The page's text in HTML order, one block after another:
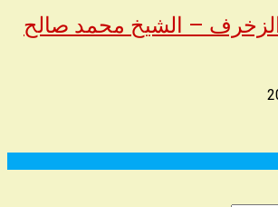
– الشيخ محمد صالح